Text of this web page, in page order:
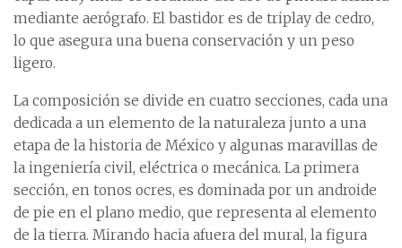
mediante aerógrafo. El bastidor es de triplay de cedro,
lo que asegura una buena conservación y un peso
ligero.
La composición se divide en cuatro secciones, cada una
dedicada a un elemento de la naturaleza junto a una
etapa de la historia de México y algunas maravillas de
la ingeniería civil, eléctrica o mecánica. La primera
sección, en tonos ocres, es dominada por un androide
de pie en el plano medio, que representa al elemento
de la tierra. Mirando hacia afuera del mural, la figura